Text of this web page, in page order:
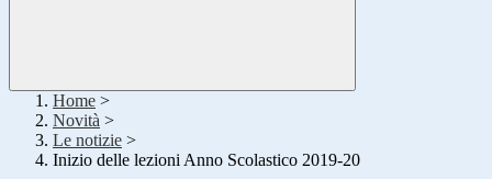
Home >
Novità >
Le notizie >
Inizio delle lezioni Anno Scolastico 2019-20